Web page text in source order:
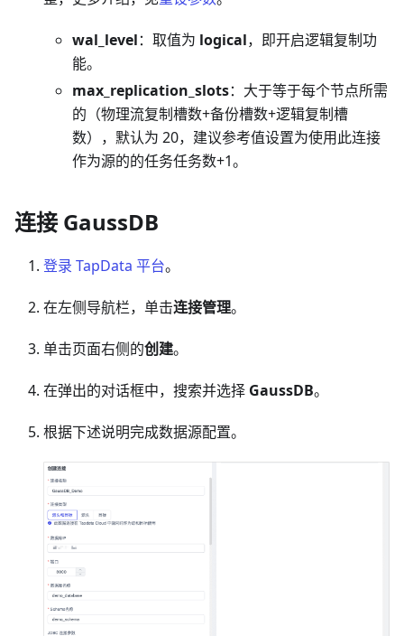
wal_level：取值为 logical，即开启逻辑复制功
能。
max_replication_slots：大于等于每个节点所需
的（物理流复制槽数+备份槽数+逻辑复制槽
数），默认为 20，建议参考值设置为使用此连接
作为源的的任务任务数+1。
连接 GaussDB
登录 TapData 平台。
在左侧导航栏，单击连接管理。
单击页面右侧的创建。
在弹出的对话框中，搜索并选择 GaussDB。
根据下述说明完成数据源配置。